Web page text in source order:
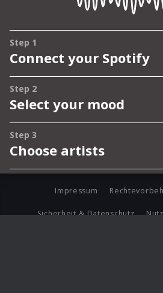
Impressum
Sicherheit & Datenschutz